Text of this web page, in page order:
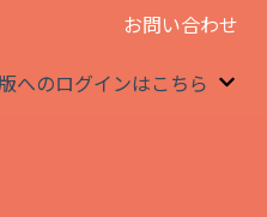
お問い合わせ
へのログインはこちら